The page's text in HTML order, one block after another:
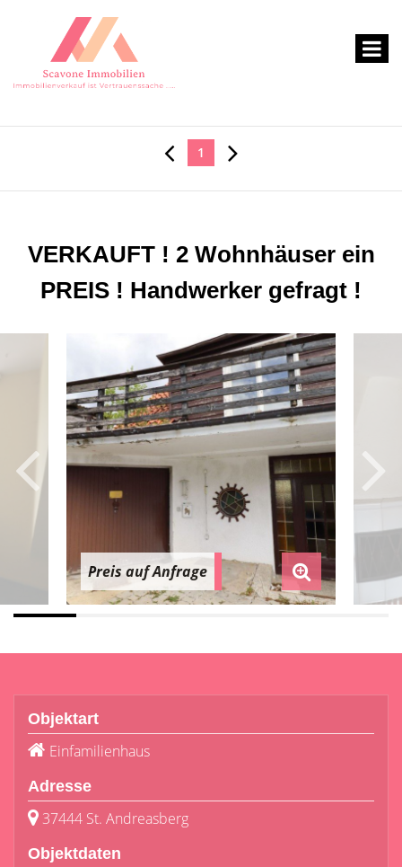
1
VERKAUFT ! 2 Wohnhäuser ein
PREIS ! Handwerker gefragt !
Preis auf Anfrage
Objektart
Einfamilienhaus
Adresse
37444 St. Andreasberg
Objektdaten